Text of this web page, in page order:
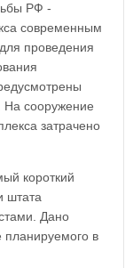
РФ -
современным
проведения
сооружение
затрачено
короткий
штата
Дано
планируемого в